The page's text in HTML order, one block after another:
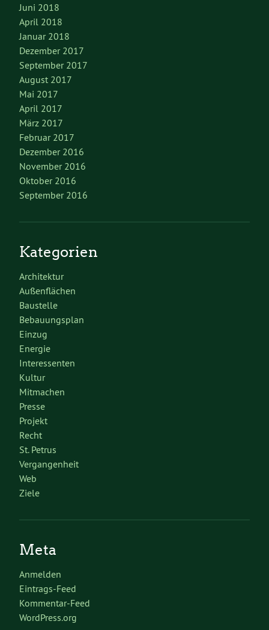
Juni 2018
April 2018
Januar 2018
Dezember 2017
September 2017
August 2017
Mai 2017
April 2017
März 2017
Februar 2017
Dezember 2016
November 2016
Oktober 2016
September 2016
Kategorien
Architektur
Außenflächen
Baustelle
Bebauungsplan
Einzug
Energie
Interessenten
Kultur
Mitmachen
Presse
Projekt
Recht
St. Petrus
Vergangenheit
Web
Ziele
Meta
Anmelden
Eintrags-Feed
Kommentar-Feed
WordPress.org